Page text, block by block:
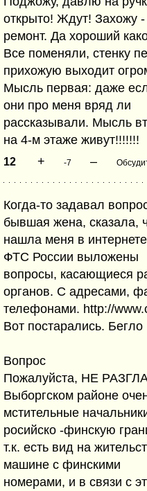
открыто! Ждут! Захожу
ремонт. Да хороший
Все поменяли, стенку
прихожую выходит
Мысль первая: даже
они про меня вряд ли
рассказывали. Мысль
на 4-м этаже живут!!!!!!!
12 + -7 –
Когда-то задавал
бывшая жена, сказала,
нашла меня в
ФТС России выложены
вопросы, касающиеся
органов. С адресами,
телефонами. http://
Вот постарались.
Вопрос
Пожалуйста, НЕ
Выборгском районе
мстительные
росийско -финскую
т.к. есть вид на
машине с финскими
номерами, и в связи с